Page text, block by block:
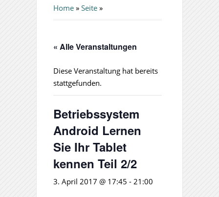
Home » Seite »
« Alle Veranstaltungen
Diese Veranstaltung hat bereits
stattgefunden.
Betriebssystem
Android Lernen
Sie Ihr Tablet
kennen Teil 2/2
3. April 2017 @ 17:45 - 21:00